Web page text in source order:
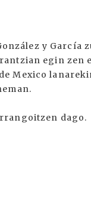
y García
egin zen
Mexico
dago.